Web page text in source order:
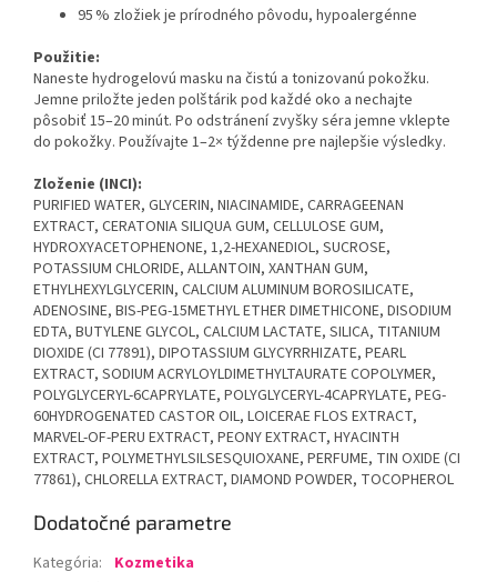
95 % zložiek je prírodného pôvodu, hypoalergénne
Použitie:
Naneste hydrogelovú masku na čistú a tonizovanú pokožku.
Jemne priložte jeden polštárik pod každé oko a nechajte
pôsobiť 15–20 minút. Po odstránení zvyšky séra jemne vklepte
do pokožky. Používajte 1–2× týždenne pre najlepšie výsledky.
Zloženie (INCI):
PURIFIED WATER, GLYCERIN, NIACINAMIDE, CARRAGEENAN
EXTRACT, CERATONIA SILIQUA GUM, CELLULOSE GUM,
HYDROXYACETOPHENONE, 1,2-HEXANEDIOL, SUCROSE,
POTASSIUM CHLORIDE, ALLANTOIN, XANTHAN GUM,
ETHYLHEXYLGLYCERIN, CALCIUM ALUMINUM BOROSILICATE,
ADENOSINE, BIS-PEG-15METHYL ETHER DIMETHICONE, DISODIUM
EDTA, BUTYLENE GLYCOL, CALCIUM LACTATE, SILICA, TITANIUM
DIOXIDE (CI 77891), DIPOTASSIUM GLYCYRRHIZATE, PEARL
EXTRACT, SODIUM ACRYLOYLDIMETHYLTAURATE COPOLYMER,
POLYGLYCERYL-6CAPRYLATE, POLYGLYCERYL-4CAPRYLATE, PEG-
60HYDROGENATED CASTOR OIL, LOICERAE FLOS EXTRACT,
MARVEL-OF-PERU EXTRACT, PEONY EXTRACT, HYACINTH
EXTRACT, POLYMETHYLSILSESQUIOXANE, PERFUME, TIN OXIDE (CI
77861), CHLORELLA EXTRACT, DIAMOND POWDER, TOCOPHEROL
Dodatočné parametre
Kategória:
Kozmetika